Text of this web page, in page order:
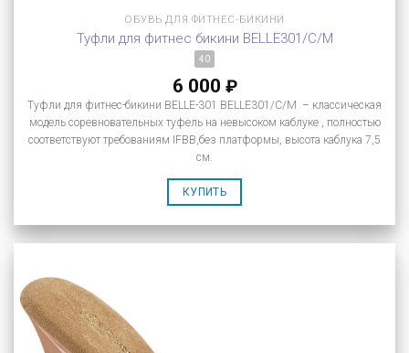
ОБУВЬ ДЛЯ ФИТНЕС-БИКИНИ
Туфли для фитнес бикини BELLE301/C/M
40
6 000 ₽
Туфли для фитнес-бикини BELLE-301 BELLE301/C/M – классическая
модель соревновательных туфель на невысоком каблуке , полностью
соответствуют требованиям IFBB,без платформы, высота каблука 7,5
см.
КУПИТЬ